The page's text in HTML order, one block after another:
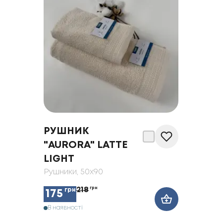
РУШНИК
"AURORA" LATTE
LIGHT
Рушники, 50x90
175 грн218 грн
В наявності